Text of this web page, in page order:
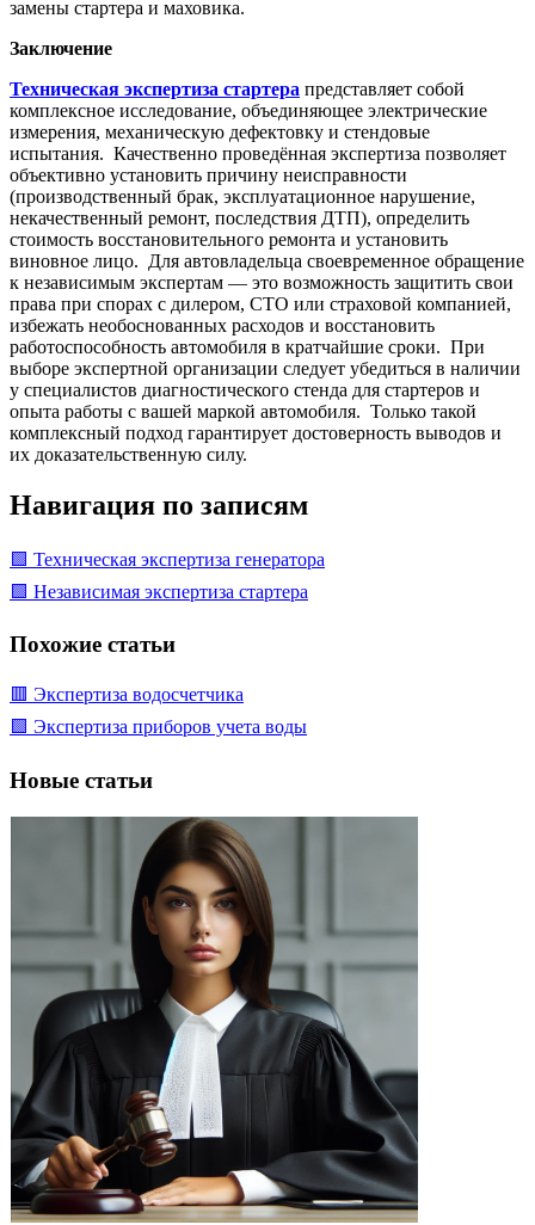
замены стартера и маховика.
Заключение
Техническая экспертиза стартера представляет собой
комплексное исследование, объединяющее электрические
измерения, механическую дефектовку и стендовые
испытания. Качественно проведённая экспертиза позволяет
объективно установить причину неисправности
(производственный брак, эксплуатационное нарушение,
некачественный ремонт, последствия ДТП), определить
стоимость восстановительного ремонта и установить
виновное лицо. Для автовладельца своевременное обращение
к независимым экспертам — это возможность защитить свои
права при спорах с дилером, СТО или страховой компанией,
избежать необоснованных расходов и восстановить
работоспособность автомобиля в кратчайшие сроки. При
выборе экспертной организации следует убедиться в наличии
у специалистов диагностического стенда для стартеров и
опыта работы с вашей маркой автомобиля. Только такой
комплексный подход гарантирует достоверность выводов и
их доказательственную силу.
Навигация по записям
🟩 Техническая экспертиза генератора
🟩 Независимая экспертиза стартера
Похожие статьи
🟥 Экспертиза водосчетчика
🟩 Экспертиза приборов учета воды
Новые статьи